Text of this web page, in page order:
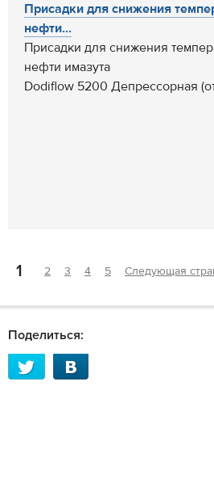
Присадки для снижения
нефти...
Присадки для снижения
нефти имазута
Dodiflow 5200 Депрессорная
1 2 3 4 5 Следующая
Поделиться: